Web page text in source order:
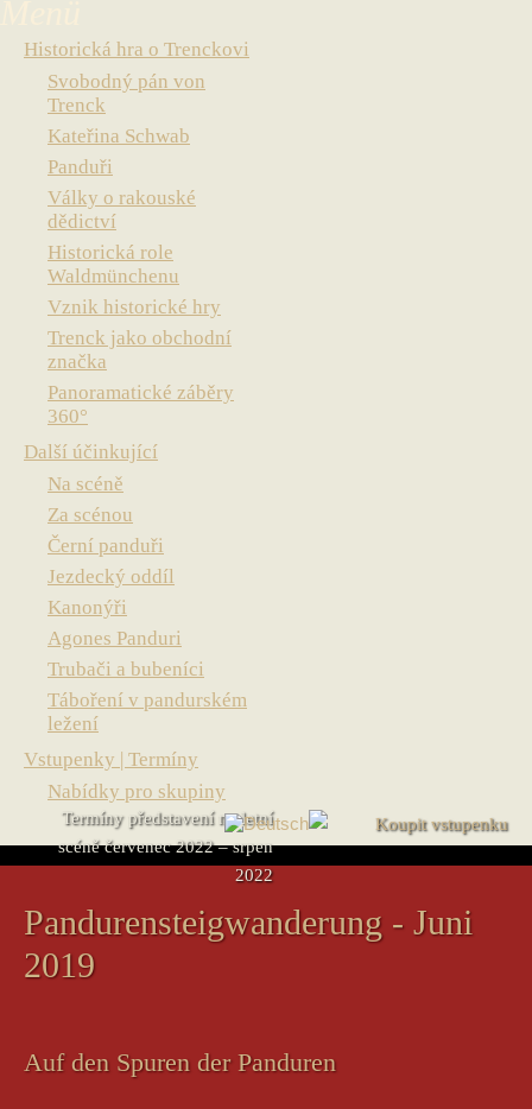
Historická hra o Trenckovi
Svobodný pán von
Trenck
Kateřina Schwab
Panduři
Války o rakouské
dědictví
Historická role
Waldmünchenu
Vznik historické hry
Trenck jako obchodní
značka
Panoramatické záběry
360°
Další účinkující
Na scéně
Za scénou
Černí panduři
Jezdecký oddíl
Kanonýři
Agones Panduri
Trubači a bubeníci
Táboření v pandurském
ležení
Vstupenky | Termíny
Nabídky pro skupiny
Termíny představení na letní
scéně červenec 2022 – srpen
2022
Pandurensteigwanderung - Juni
2019
Auf den Spuren der Panduren